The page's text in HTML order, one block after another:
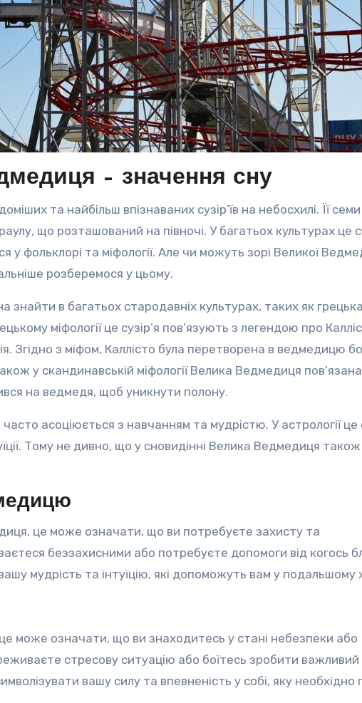
– значення сну
та найбільш впізнаваних сузір’їв на небосхилі. Її
що розташований на півночі. У багатьох культурах це
у фольклорі та міфології. Але чи можуть зорі Великої
розберемося у цьому.
в багатьох стародавніх культурах, таких як
міфології це сузір’я пов’язують з легендою про
Згідно з міфом, Каллісто була перетворена в ведмедицю
у скандинавській міфології Велика Ведмедиця
на ведмедя, щоб уникнути полону.
асоціюється з навчанням та мудрістю. У астрології це
Тому не дивно, що у сновидінні Велика Ведмедиця
це може означати, що ви потребуєте захисту та
беззахисними або потребуєте допомоги від когось
мудрість та інтуїцію, які допоможуть вам у подальшому
може означати, що ви знаходитесь у стані небезпеки або
стресову ситуацію або боїтесь зробити важливий
вашу силу та впевненість у собі, яку необхідно